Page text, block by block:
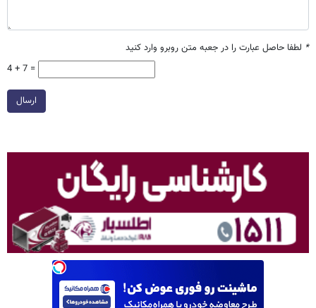
* لطفا حاصل عبارت را در جعبه متن روبرو وارد کنید
4 + 7 =
ارسال